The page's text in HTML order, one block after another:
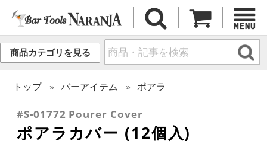
商品カテゴリを見る
トップ バーアイテム ポアラ
#S-01772 Pourer Cover
ポアラカバー (12個入)